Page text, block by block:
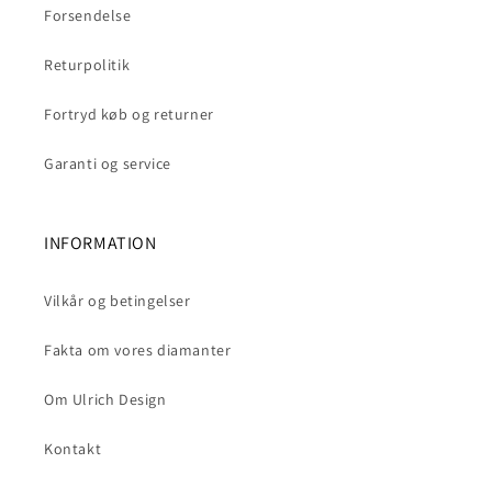
Forsendelse
Returpolitik
Fortryd køb og returner
Garanti og service
INFORMATION
Vilkår og betingelser
Fakta om vores diamanter
Om Ulrich Design
Kontakt